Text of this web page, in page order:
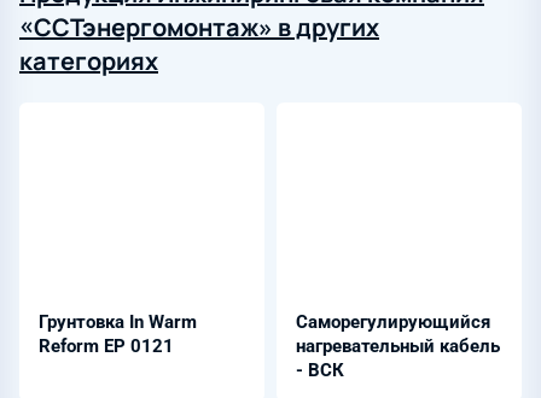
«ССТэнергомонтаж» в других
категориях
Грунтовка In Warm
Reform EP 0121
Саморегулирующийся
нагревательный кабель
- ВСК